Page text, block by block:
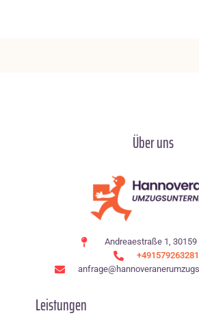
Über uns
Andreaestraße 1, 30159
Leistungen